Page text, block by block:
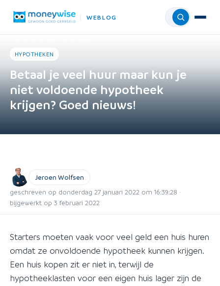
WEBLOG Menu
HYPOTHEKEN
Betaal je veel huur maar kun je
niet voldoende hypotheek
krijgen? Goed nieuws!
Jeroen Wolfsen
geschreven op donderdag 27 januari 2022 om 16:39:28 ·
bijgewerkt op 3 februari 2022
Starters moeten vaak voor veel geld een huis huren
omdat ze onvoldoende hypotheek kunnen krijgen.
Een huis kopen zit er niet in, terwijl de
hypotheeklasten voor een eigen huis lager zijn de